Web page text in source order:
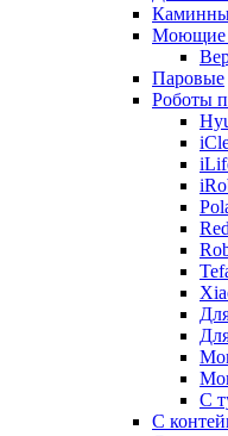
Моющие
Паровые
Роботы
С
С